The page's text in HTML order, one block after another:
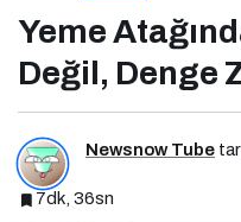
Yeme
Değil, Denge
Newsnow Tube
7dk, 36sn